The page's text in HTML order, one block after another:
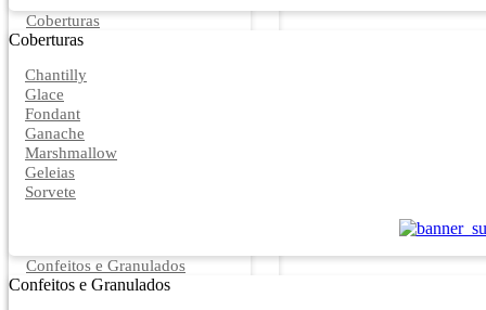
Coberturas
Coberturas
Chantilly
Glace
Fondant
Ganache
Marshmallow
Geleias
Sorvete
Confeitos e Granulados
Confeitos e Granulados